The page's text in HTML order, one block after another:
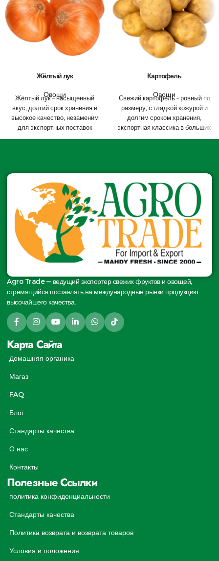
Жёлтый лук
Овощи
Жёлтый лук – насыщенный
вкус, долгий срок хранения и
высокое качество, незаменим
для экспортных поставок
Картофель
Овощи
Свежий картофель – ровный по
размеру, с гладкой кожурой и
долгим сроком хранения,
экспортная классика в больших
объёмах
Agro Trade — ведущий экспортер свежих фруктов и овощей,
стремящийся поставлять на международные рынки продукцию
высочайшего качества.
Карта Сайта
Домашняя органика
Магаз
FAQ
Блог
Стандарты качества
О нас
Контакты
Полезные Ссылки
политика конфиденциальности
Стандарты качества
Политика возврата и возврата товаров
Условия и положения